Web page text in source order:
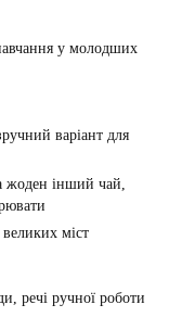
у молодших
варіант для
жоден інший чай,
великих міст
речі ручної роботи